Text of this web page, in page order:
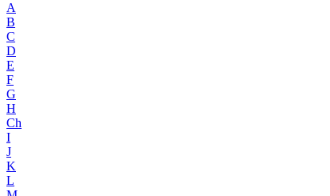
A
B
C
D
E
F
G
H
Ch
I
J
K
L